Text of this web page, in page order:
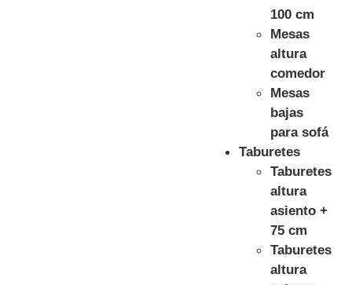
100 cm
Mesas
altura
comedor
Mesas
bajas
para sofá
Taburetes
Taburetes
altura
asiento +
75 cm
Taburetes
altura